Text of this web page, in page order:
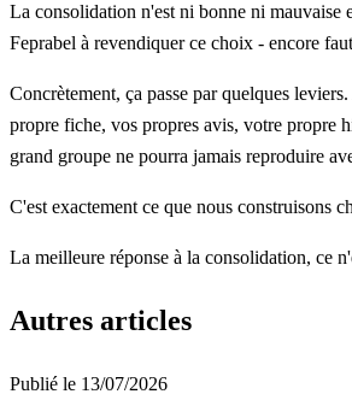
La consolidation n'est ni bonne ni mauvaise
Feprabel à revendiquer ce choix - encore
Concrètement, ça passe par quelques
propre fiche, vos propres avis, votre propre
grand groupe ne pourra jamais reproduire
C'est exactement ce que nous construisons
La meilleure réponse à la consolidation, ce
Autres articles
Publié le 13/07/2026